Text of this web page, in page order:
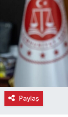
Paylaş
Gündem
Gurme
İlçe